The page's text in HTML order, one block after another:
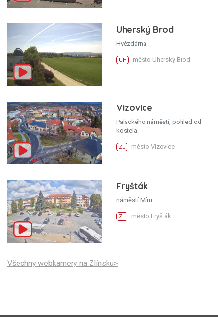
Uherský Brod
Hvězdárna
UH město Uherský Brod
Vizovice
Palackého náměstí, pohled od
kostela
ZL město Vizovice
Fryšták
náměstí Míru
ZL město Fryšták
Všechny webkamery na Zlínsku>